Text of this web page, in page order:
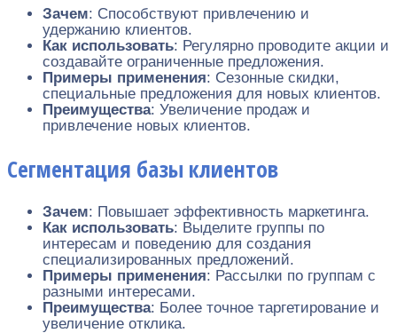
Зачем: Способствуют привлечению и
удержанию клиентов.
Как использовать: Регулярно проводите акции и
создавайте ограниченные предложения.
Примеры применения: Сезонные скидки,
специальные предложения для новых клиентов.
Преимущества: Увеличение продаж и
привлечение новых клиентов.
Сегментация базы клиентов
Зачем: Повышает эффективность маркетинга.
Как использовать: Выделите группы по
интересам и поведению для создания
специализированных предложений.
Примеры применения: Рассылки по группам с
разными интересами.
Преимущества: Более точное таргетирование и
увеличение отклика.